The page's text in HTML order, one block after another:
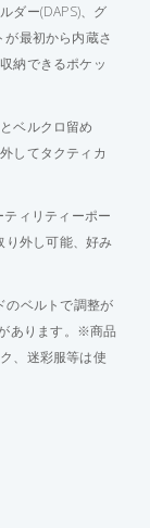
ダー(DAPS)、グ
最初から内蔵さ
納できるポケッ
ベルクロ留め
してタクティカ
ィリティーポー
り外し可能、好み
のベルトで調整が
あります。※商品
、迷彩服等は使